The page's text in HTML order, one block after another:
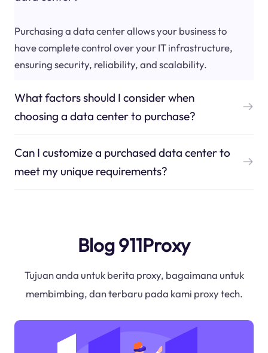
Purchasing a data center allows your business to
have complete control over your IT infrastructure,
ensuring security, reliability, and scalability.
What factors should I consider when
choosing a data center to purchase?
Can I customize a purchased data center to
meet my unique requirements?
Blog 911Proxy
Tujuan anda untuk berita proxy, bagaimana untuk
membimbing, dan terbaru pada kami proxy tech.